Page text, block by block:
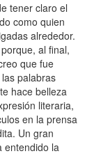
tener claro el
como quien
alrededor.
al final,
que fue
palabras
hace belleza
literaria,
en la prensa
Un gran
entendido la